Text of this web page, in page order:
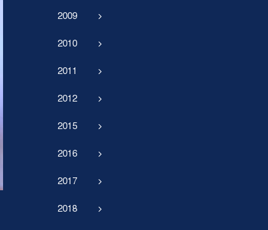
2009
2010
2011
2012
2015
2016
2017
2018